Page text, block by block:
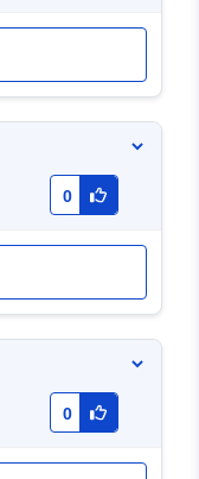
0
0